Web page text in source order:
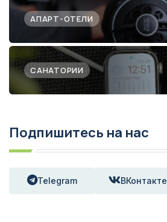
АПАРТ-ОТЕЛИ
САНАТОРИИ
Подпишитесь на нас
Telegram ВКонтакте